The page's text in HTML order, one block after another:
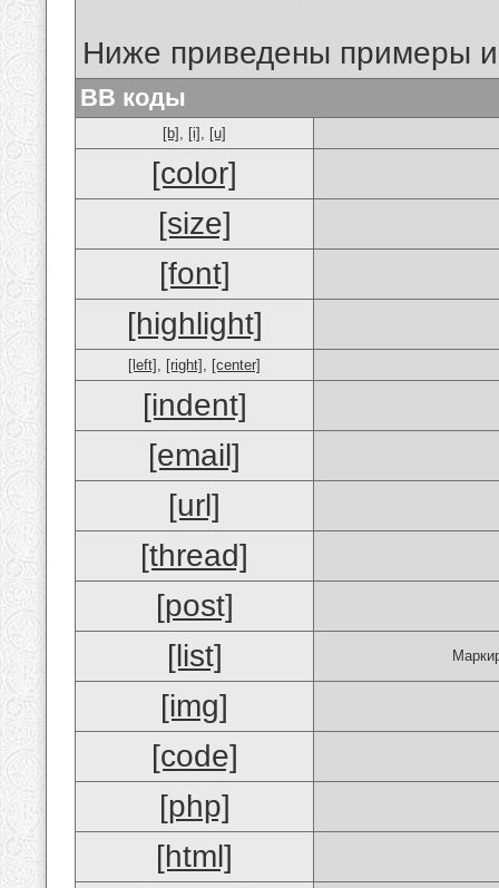
Ниже приведены примеры
BB коды
[b] , [i] , [u]
[color]
[size]
[font]
[highlight]
[left] , [right] , [center]
[indent]
[email]
[url]
[thread]
[post]
[list]
[img]
[code]
[php]
[html]